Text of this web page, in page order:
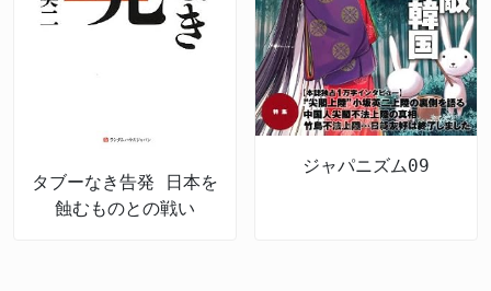
タブーなき告発 日本を
蝕むものとの戦い
ジャパニズム09